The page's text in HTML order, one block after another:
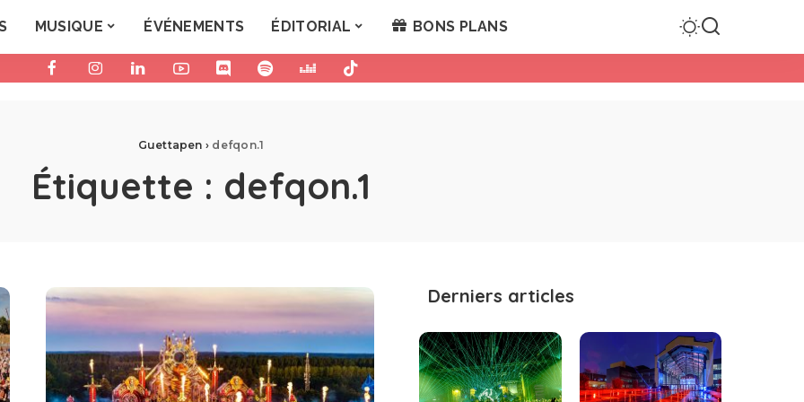
MUSIQUE ÉVÉNEMENTS ÉDITORIAL BONS PLANS
Guettapen › defqon.1
Étiquette : defqon.1
Derniers articles